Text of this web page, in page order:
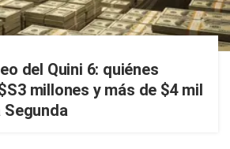
del Quini 6: quiénes
millones y más de $4 mil
Segunda